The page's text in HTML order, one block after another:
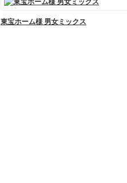
東宝ホーム様 男女ミックス